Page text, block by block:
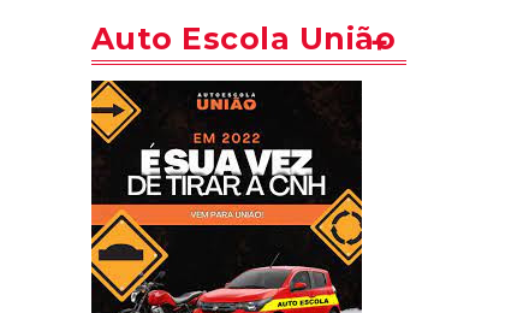
Auto Escola União